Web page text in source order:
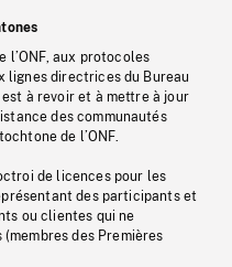
l’ONF, aux protocoles
lignes directrices du Bureau
à revoir et à mettre à jour
des communautés
de l’ONF.
de licences pour les
des participants et
ou clientes qui ne
des Premières